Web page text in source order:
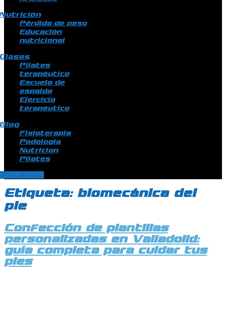
Pérdida de peso
Educación
nutricional
Pilates
terapéutico
Escuela de
espalda
Ejercicio
terapéutico
Fisioterapia
Podologia
Nutricion
Pilates
Etiqueta: biomecánica del
pie
Confección de plantillas
personalizadas en Valladolid:
guía completa para cuidar tus
pies